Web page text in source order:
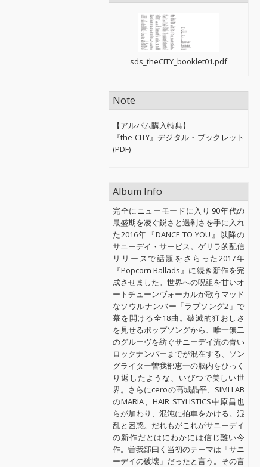
sds_theCITY_booklet01.pdf
Note
【アルバム購入特典】
『the CITY』デジタル・ブックレット
(PDF)
Album Info
完全にニューモードに入り'90年代の
最盛期を凌ぐ鋭さと過剰さを手に入れ
た2016年『DANCE TO YOU』以降の
サニーデイ・サービス。ゲリラ的配信
リリースで話題をさらった2017年
『Popcorn Ballads』に続き新作を完
成させました。世界への呪詛を甘いオ
ートチューンヴォーカルが歌うマッド
なソウルナンバー「ラブソング2」で
幕を開ける全18曲。破滅的狂おしさ
を見せるポップソングから、唯一無二
のグルーヴを紡ぐサニーデイ流の青い
ロックナンバーまでが混在する、ソン
グライター曽我部恵一の脳内をひっく
り返したような、いびつで美しい世
界。さらにceroの髙城晶平、SIMI LAB
のMARIA、HAIR STYLISTICS中原昌也
らが加わり、混沌に拍車をかける。混
乱と困惑。だれもがこれがサニーデイ
の新作だとはにわかには信じ難い今
作。曽我部曰く当初のテーマは「サニ
ーデイの破壊」だったと言う。その言